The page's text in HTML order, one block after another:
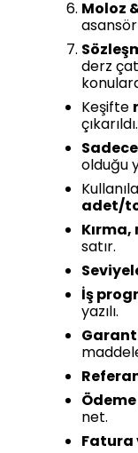
Moloz
asansör
derz
Keşifte
çıkarıldı.
olduğu
adet/
Kırma,
satır.
İş
yazılı.
net.
Fatura